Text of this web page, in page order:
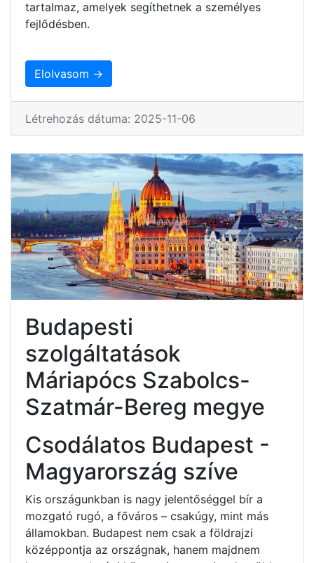
tartalmaz, amelyek segíthetnek a személyes
fejlődésben.
Elolvasom →
Létrehozás dátuma: 2025-11-06
Budapesti
szolgáltatások
Máriapócs Szabolcs-
Szatmár-Bereg megye
Csodálatos Budapest -
Magyarország szíve
Kis országunkban is nagy jelentőséggel bír a
mozgató rugó, a főváros – csakúgy, mint más
államokban. Budapest nem csak a földrajzi
középpontja az országnak, hanem majdnem